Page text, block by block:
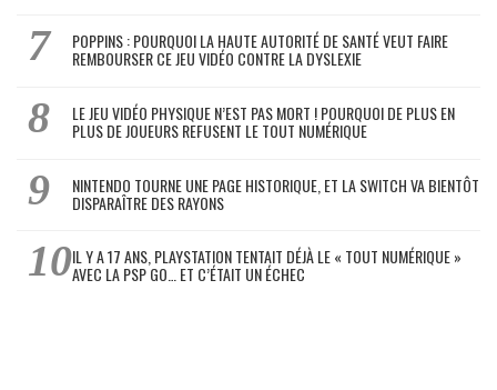
POPPINS : POURQUOI LA HAUTE AUTORITÉ DE SANTÉ VEUT FAIRE
REMBOURSER CE JEU VIDÉO CONTRE LA DYSLEXIE
LE JEU VIDÉO PHYSIQUE N’EST PAS MORT ! POURQUOI DE PLUS EN
PLUS DE JOUEURS REFUSENT LE TOUT NUMÉRIQUE
NINTENDO TOURNE UNE PAGE HISTORIQUE, ET LA SWITCH VA BIENTÔT
DISPARAÎTRE DES RAYONS
IL Y A 17 ANS, PLAYSTATION TENTAIT DÉJÀ LE « TOUT NUMÉRIQUE »
AVEC LA PSP GO… ET C’ÉTAIT UN ÉCHEC